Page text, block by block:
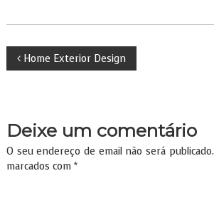
Navegação
artigos
Home Exterior Design
Deixe um comentário
O seu endereço de email não será publicado.
marcados com *